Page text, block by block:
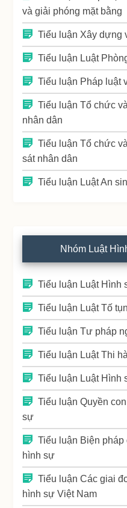
và giải phóng mặt bằng
Tiểu luận Xây dựng
Tiểu luận Luật
Tiểu luận Pháp luật
Tiểu luận Tổ chức
nhân dân
Tiểu luận Tổ chức
sát nhân dân
Tiểu luận Luật An
Nhóm Luật
Tiểu luận Luật Hình
Tiểu luận Luật Tố
Tiểu luận Tư pháp
Tiểu luận Luật Thi
Tiểu luận Luật Hình
Tiểu luận Quyền
sự
Tiểu luận Biện
hình sự
Tiểu luận Các giai
hình sự Việt Nam